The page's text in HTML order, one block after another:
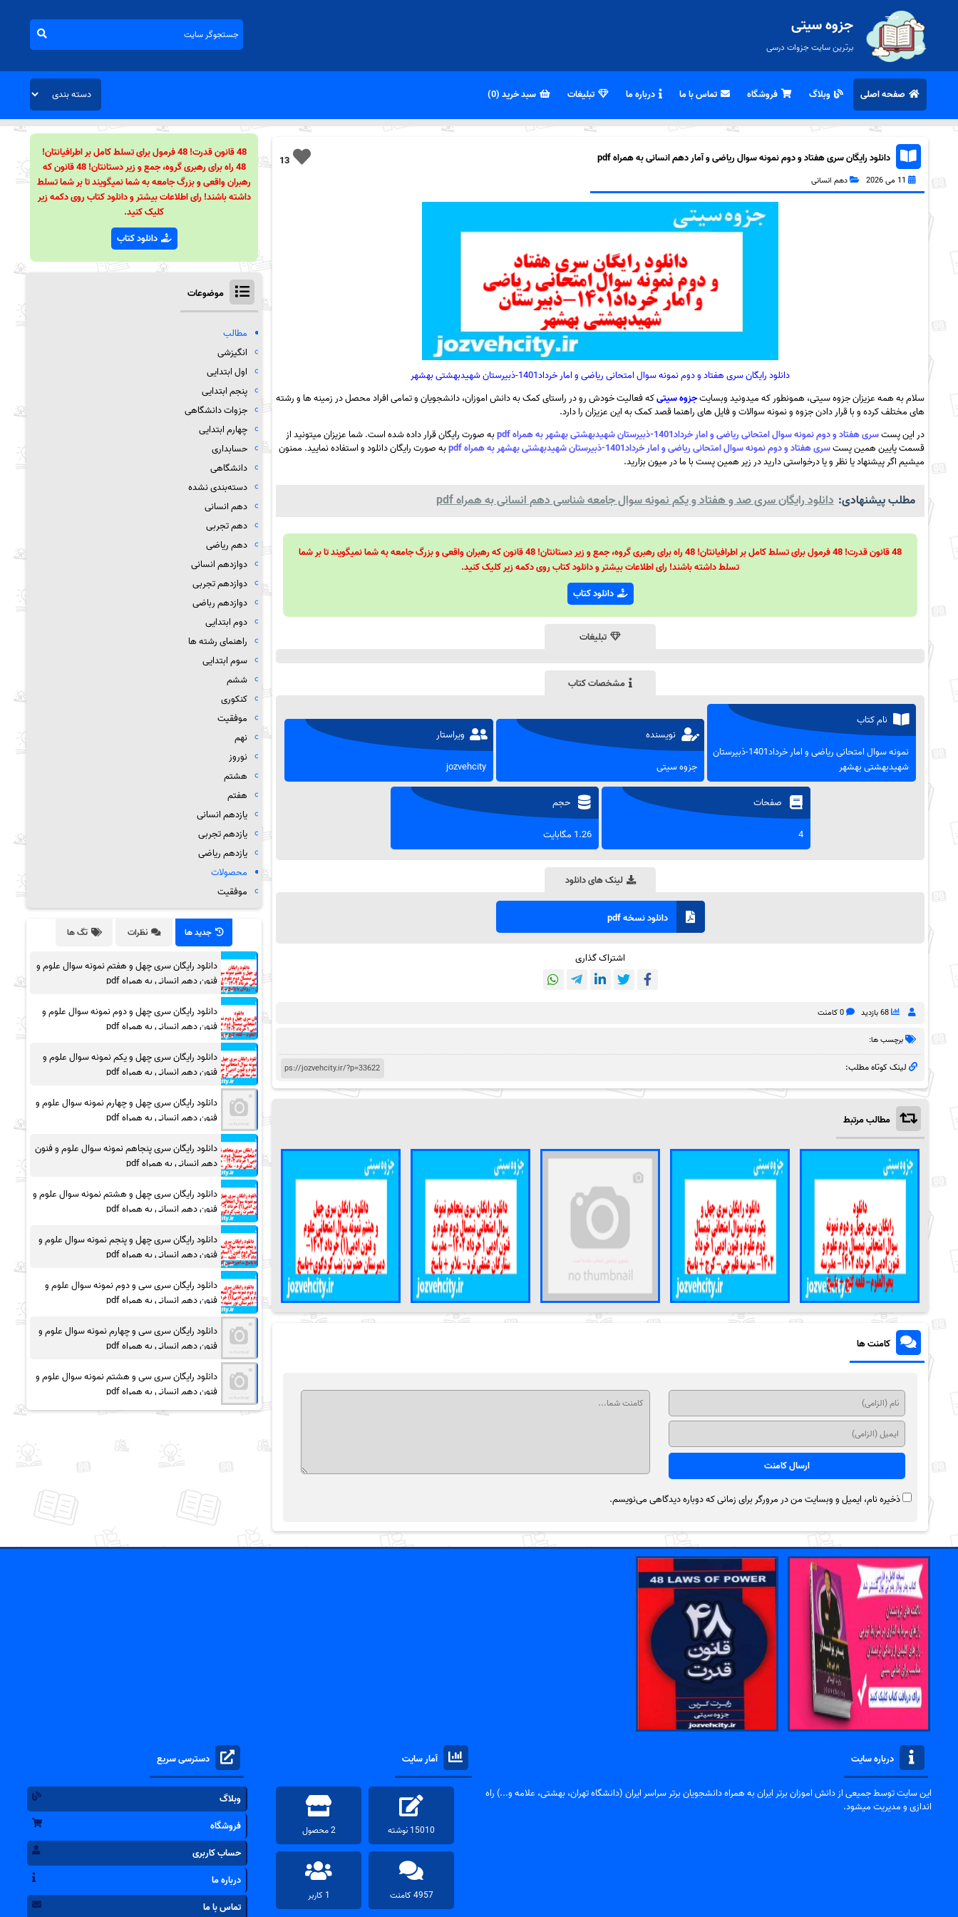
جزوه سیتی
برترین سایت جزوات درسی
صفحه اصلی وبلاگ فروشگاه تماس با ما درباره ما تبلیغات سبد خرید (0)
13 دانلود رایگان سری هفتاد و دوم نمونه سوال ریاضی و آمار دهم انسانی به همراه pdf
11 می 2026 دهم انسانی
دانلود رایگان سری هفتاد و دوم نمونه سوال امتحانی ریاضی و امار خرداد1401-ذبیرستان شهیدبهشتی بهشهر
سلام به همه عزیزان جزوه سیتی، همونطور که میدونید وبسایتجزوه سیتیکه فعالیت خودش رو در راستای کمک به دانش اموزان، دانشجویان و تمامی افراد محصل در زمینه ها و رشته
های مختلف کرده و با قرار دادن جزوه و نمونه سوالات و فایل های راهنما قصد کمک به این عزیزان را دارد.
در این پستسری هفتاد و دوم نمونه سوال امتحانی ریاضی و امار خرداد1401-ذبیرستان شهیدبهشتی بهشهر به همراه pdf
به صورت رایگان قرار داده شده است. شما عزیزان میتونید از
قسمت پایین همین پستسری هفتاد و دوم نمونه سوال امتحانی ریاضی و امار خرداد1401-ذبیرستان شهیدبهشتی بهشهر به همراه pdf
به صورت رایگان دانلود و استفاده نمایید. ممنون
میشیم اگر پیشنهاد یا نظر و یا درخواستی دارید در زیر همین پست با ما در میون بزارید.
مطلب پیشنهادی: دانلود رایگان سری صد و هفتاد و یکم نمونه سوال جامعه شناسی دهم انسانی به همراه pdf
48 قانون قدرت! 48 فرمول برای تسلط کامل بر اطرافیانتان! 48 راه برای رهبری گروه، جمع و زیر دستانتان! 48 قانون که رهبران واقعی و بزرگ جامعه به شما نمیگویند تا بر شما
تسلط داشته باشند! رای اطلاعات بیشتر و دانلود کتاب روی دکمه زیر کلیک کنید.
دانلود کتاب
تبلیغات
مشخصات کتاب
نام کتاب
نمونه سوال امتحانی ریاضی و امار خرداد1401-ذبیرستان
شهیدبهشتی بهشهر
نویسنده
جزوه سیتی
ویراستار
jozvehcity
صفحات
4
حجم
1.26 مگابایت
لینک های دانلود
دانلود نسخه pdf
اشتراک گذاری
68 بازدید 0 کامنت
برچسب ها:
لینک کوتاه مطلب:
مطالب مرتبط
کامنت ها
ذخیره نام، ایمیل و وبسایت من در مرورگر برای زمانی که دوباره دیدگاهی می‌نویسم.
48 قانون قدرت! 48 فرمول برای تسلط کامل بر اطرافیانتان!
48 راه برای رهبری گروه، جمع و زیر دستانتان! 48 قانون که
رهبران واقعی و بزرگ جامعه به شما نمیگویند تا بر شما تسلط
داشته باشند! رای اطلاعات بیشتر و دانلود کتاب روی دکمه زیر
کلیک کنید.
دانلود کتاب
موضوعات
مطالب
انگیزشی
اول ابتدایی
پنجم ابتدایی
جزوات دانشگاهی
چهارم ابتدایی
حسابداری
دانشگاهی
دسته‌بندی نشده
دهم انسانی
دهم تجربی
دهم ریاضی
دوازدهم انسانی
دوازدهم تجربی
دوازدهم رباضی
دوم ابتدایی
راهنمای رشته ها
سوم ابتدایی
ششم
کنکوری
موفقیت
نهم
نوروز
هشتم
هفتم
یازدهم انسانی
یازدهم تجربی
یازدهم ریاضی
محصولات
موفقیت
جدید ها نظرات تگ ها
دانلود رایگان سری چهل و هفتم نمونه سوال علوم و
فنون دهم انسانی به همراه pdf
دانلود رایگان سری چهل و دوم نمونه سوال علوم و
فنون دهم انسانی به همراه pdf
دانلود رایگان سری چهل و یکم نمونه سوال علوم و
فنون دهم انسانی به همراه pdf
دانلود رایگان سری چهل و چهارم نمونه سوال علوم و
فنون دهم انسانی به همراه pdf
دانلود رایگان سری پنجاهم نمونه سوال علوم و فنون
دهم انسانی به همراه pdf
دانلود رایگان سری چهل و هشتم نمونه سوال علوم و
فنون دهم انسانی به همراه pdf
دانلود رایگان سری چهل و پنجم نمونه سوال علوم و
فنون دهم انسانی به همراه pdf
دانلود رایگان سری سی و دوم نمونه سوال علوم و
فنون دهم انسانی به همراه pdf
دانلود رایگان سری سی و چهارم نمونه سوال علوم و
فنون دهم انسانی به همراه pdf
دانلود رایگان سری سی و هشتم نمونه سوال علوم و
فنون دهم انسانی به همراه pdf
درباره سایت
این سایت توسط جمیعی از دانش اموزان برتر ایران به همراه دانشجویان برتر سراسر ایران (دانشگاه تهران، بهشتی، علامه و...) راه
اندازی و مدیریت میشود.
آمار سایت
15010 نوشته 2 محصول
4957 کامنت 1 کاربر
دسترسی سریع
وبلاگ
فروشگاه
حساب کاربری
درباره ما
تماس با ما